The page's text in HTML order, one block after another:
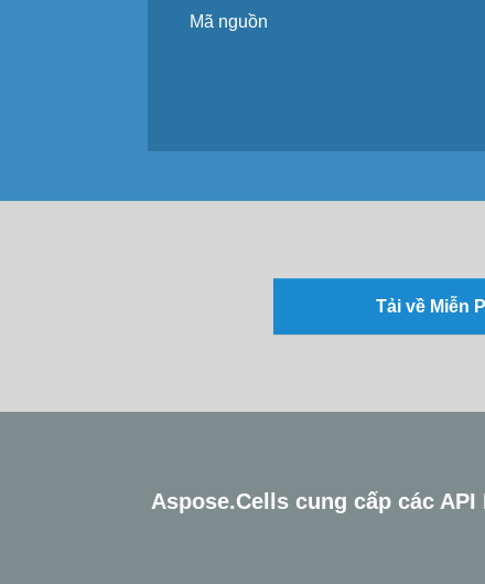
Mã nguồn
Tải về Miễn
Aspose.Cells cung cấp các